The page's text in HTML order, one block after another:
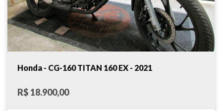
Honda - CG-160 TITAN 160 EX - 2021
R$ 18.900,00